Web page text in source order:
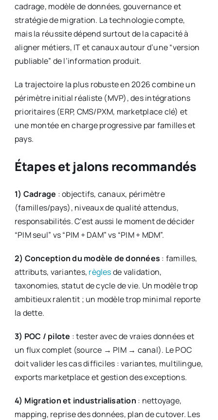
cadrage, modèle de données, gouvernance et
stratégie de migration. La technologie compte,
mais la réussite dépend surtout de la capacité à
aligner métiers, IT et canaux autour d’une “version
publiable” de l’information produit.
La trajectoire la plus robuste en 2026 combine un
périmètre initial réaliste (MVP), des intégrations
prioritaires (ERP, CMS/PXM, marketplace clé) et
une montée en charge progressive par familles et
pays.
Étapes et jalons recommandés
1) Cadrage : objectifs, canaux, périmètre
(familles/pays), niveaux de qualité attendus,
responsabilités. C’est aussi le moment de décider
“PIM seul” vs “PIM + DAM” vs “PIM + MDM”.
2) Conception du modèle de données : familles,
attributs, variantes, règlesde validation,
taxonomies, statut de cycle de vie. Un modèle trop
ambitieux ralentit ; un modèle trop minimal reporte
la dette.
3) POC / pilote : tester avec de vraies données et
un flux complet (source → PIM → canal). Le POC
doit valider les cas difficiles : variantes, multilingue,
exports marketplace et gestion des exceptions.
4) Migration et industrialisation : nettoyage,
mapping, reprise des données, plan de cutover. Les